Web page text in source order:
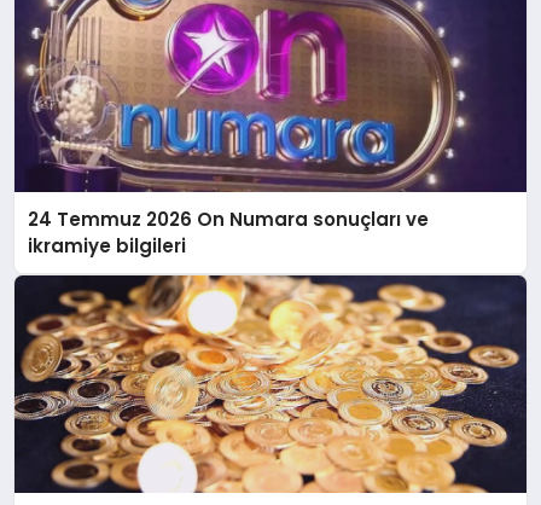
24 Temmuz 2026 On Numara sonuçları ve
ikramiye bilgileri